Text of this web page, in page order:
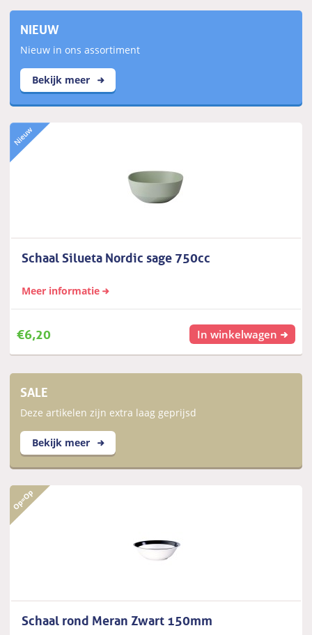
NIEUW
Nieuw in ons assortiment
Bekijk meer
Schaal Silueta Nordic sage 750cc
Meer informatie
€6,20 In winkelwagen
SALE
Deze artikelen zijn extra laag geprijsd
Bekijk meer
Schaal rond Meran Zwart 150mm